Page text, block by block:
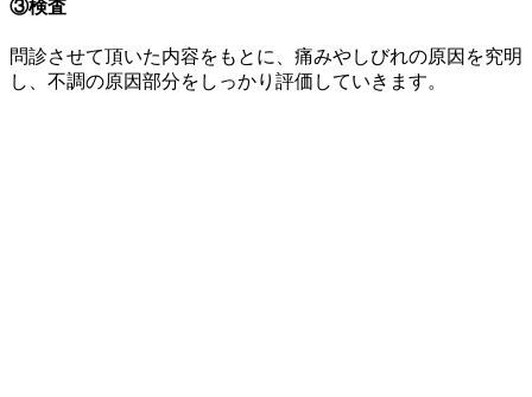
③検査
問診させて頂いた内容をもとに、痛みやしびれの原因を究明
し、不調の原因部分をしっかり評価していきます。